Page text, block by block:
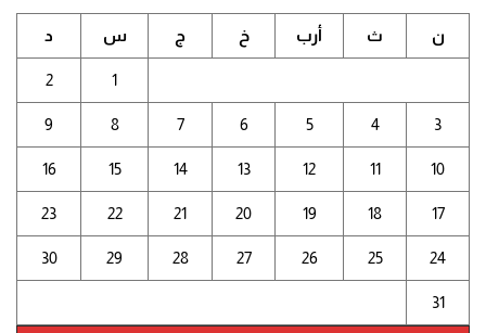
ن ث أرب خ ج س د
1
2
3
4
5
6
7
8
9
10
11
12
13
14
15
16
17
18
19
20
21
22
23
24
25
26
27
28
29
30
31